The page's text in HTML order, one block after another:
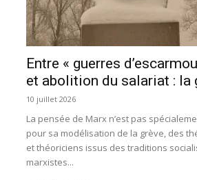
Entre « guerres
et abolition du salariat : la
10 juillet 2026
La pensée de Marx n’est pas
pour sa modélisation de la grève, des
et théoriciens issus des traditions
marxistes...